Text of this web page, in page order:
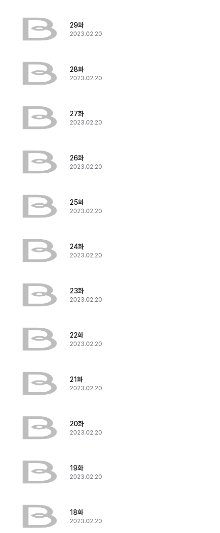
29화
2023.02.20
28화
2023.02.20
27화
2023.02.20
26화
2023.02.20
25화
2023.02.20
24화
2023.02.20
23화
2023.02.20
22화
2023.02.20
21화
2023.02.20
20화
2023.02.20
19화
2023.02.20
18화
2023.02.20